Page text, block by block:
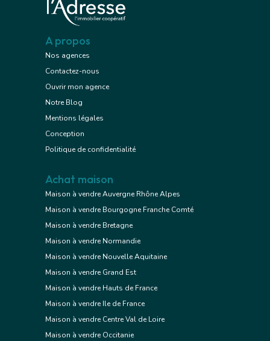
A propos
Nos agences
Contactez-nous
Ouvrir mon agence
Notre Blog
Mentions légales
Conception
Politique de confidentialité
Achat maison
Maison à vendre Auvergne Rhône Alpes
Maison à vendre Bourgogne Franche Comté
Maison à vendre Bretagne
Maison à vendre Normandie
Maison à vendre Nouvelle Aquitaine
Maison à vendre Grand Est
Maison à vendre Hauts de France
Maison à vendre Ile de France
Maison à vendre Centre Val de Loire
Maison à vendre Occitanie